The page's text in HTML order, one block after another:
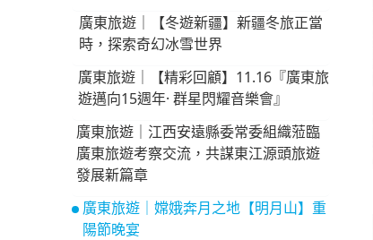
廣東旅遊｜【冬遊新疆】新疆冬旅正當
時，探索奇幻冰雪世界
廣東旅遊｜【精彩回顧】11.16『廣東旅
遊邁向15週年· 群星閃耀音樂會』
廣東旅遊｜江西安遠縣委常委組織蒞臨
廣東旅遊考察交流，共謀東江源頭旅遊
發展新篇章
廣東旅遊｜嫦娥奔月之地【明月山】重
陽節晚宴